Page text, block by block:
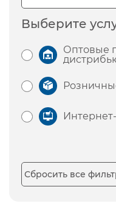
Выберите
Оптовые
Сбросить все